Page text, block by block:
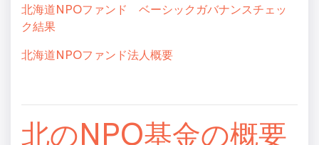
北海道NPOファンド ベーシックガバナンスチェッ
ク結果
北海道NPOファンド法人概要